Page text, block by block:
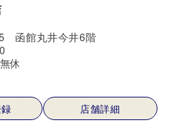
函館丸井今井6階
休
店舗詳細